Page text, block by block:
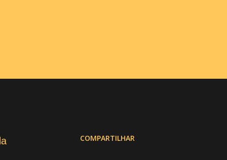
COMPARTILHAR